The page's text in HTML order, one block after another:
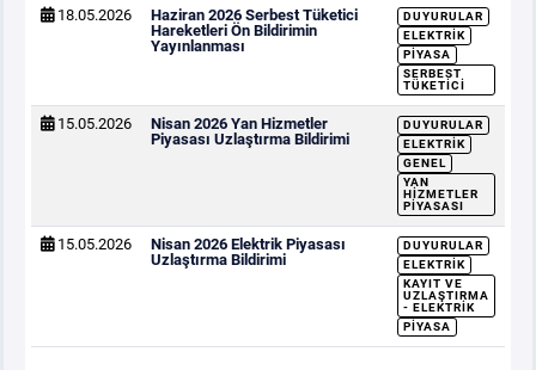
18.05.2026
Haziran 2026 Serbest Tüketici
Hareketleri Ön Bildirimin
Yayınlanması
DUYURULAR
ELEKTRIK
PIYASA
SERBEST
TÜKETICI
15.05.2026
Nisan 2026 Yan Hizmetler
Piyasası Uzlaştırma Bildirimi
DUYURULAR
ELEKTRIK
GENEL
YAN
HIZMETLER
PIYASASI
15.05.2026
Nisan 2026 Elektrik Piyasası
Uzlaştırma Bildirimi
DUYURULAR
ELEKTRIK
KAYIT VE
UZLAŞTIRMA
- ELEKTRIK
PIYASA